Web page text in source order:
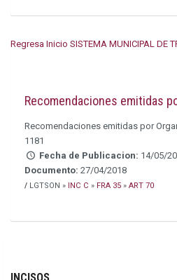
Regresa Inicio SISTEMA MUNICIPAL DE
Recomendaciones emitidas
Recomendaciones emitidas por
1181
Fecha de Publicacion: 14/05/
Documento: 27/04/2018
/ LGTSON » INC C » FRA 35 » ART 70